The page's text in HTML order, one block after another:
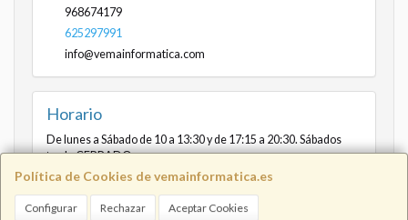
Política de Cookies de vemainformatica.es
Configurar Rechazar Aceptar Cookies
968674179
625297991
info@vemainformatica.com
Horario
De lunes a Sábado de 10 a 13:30 y de 17:15 a 20:30. Sábados
tarde CERRADO